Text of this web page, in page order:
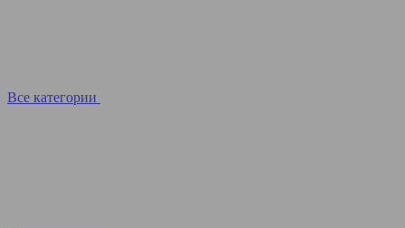
Все категории